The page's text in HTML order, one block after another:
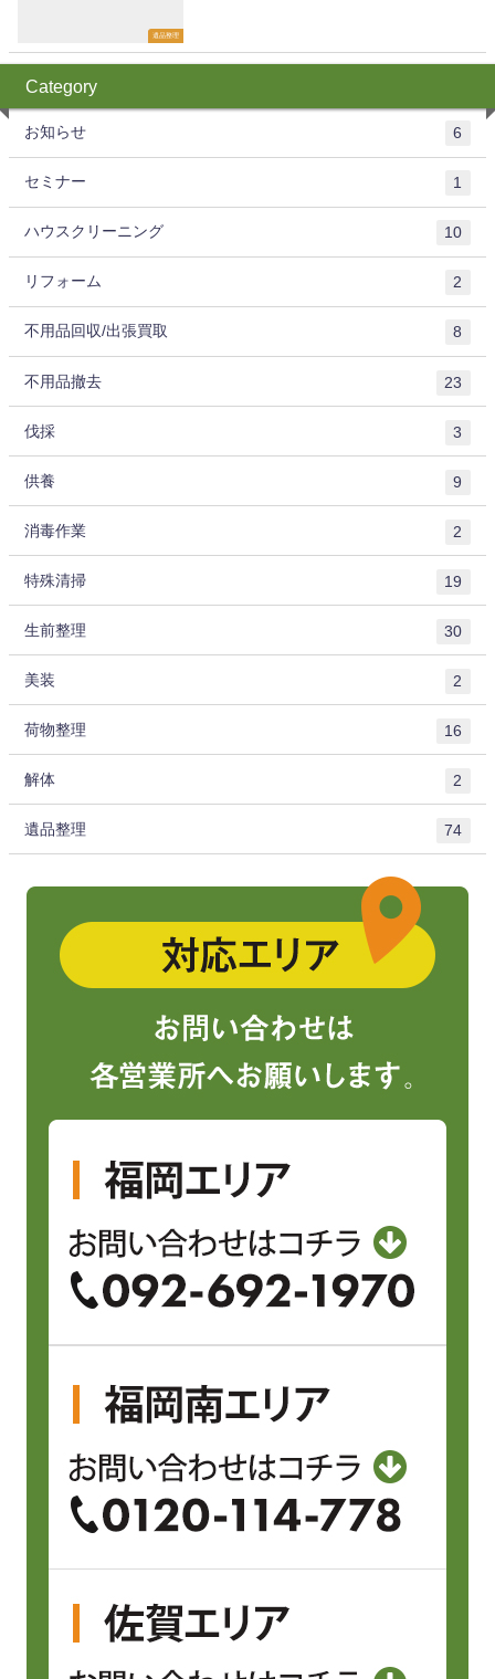
遺品整理
Category
お知らせ 6
セミナー 1
ハウスクリーニング 10
リフォーム 2
不用品回収/出張買取 8
不用品撤去 23
伐採 3
供養 9
消毒作業 2
特殊清掃 19
生前整理 30
美装 2
荷物整理 16
解体 2
遺品整理 74